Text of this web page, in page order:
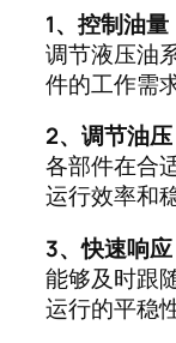
1、控制油量
调节液压油
件的工作需求
2、调节油
各部件在合
运行效率和
3、快速响
能够及时跟
运行的平稳性